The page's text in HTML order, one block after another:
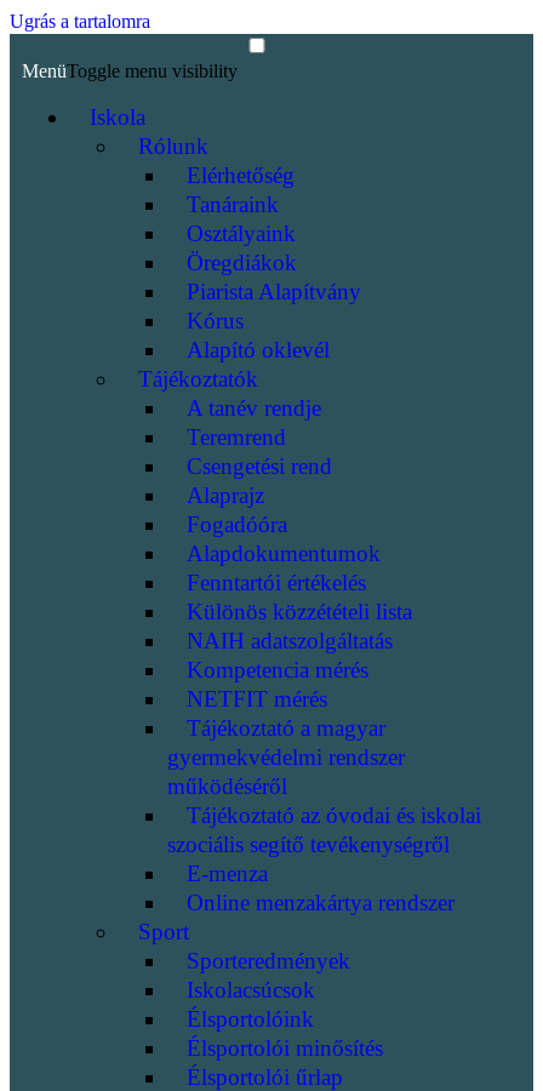
Ugrás a tartalomra
MenüToggle menu visibility
Iskola
Rólunk
Elérhetőség
Tanáraink
Osztályaink
Öregdiákok
Piarista Alapítvány
Kórus
Alapító oklevél
Tájékoztatók
A tanév rendje
Teremrend
Csengetési rend
Alaprajz
Fogadóóra
Alapdokumentumok
Fenntartói értékelés
Különös közzétételi lista
NAIH adatszolgáltatás
Kompetencia mérés
NETFIT mérés
Tájékoztató a magyar
gyermekvédelmi rendszer
működéséről
Tájékoztató az óvodai és iskolai
szociális segítő tevékenységről
E-menza
Online menzakártya rendszer
Sport
Sporteredmények
Iskolacsúcsok
Élsportolóink
Élsportolói minősítés
Élsportolói űrlap